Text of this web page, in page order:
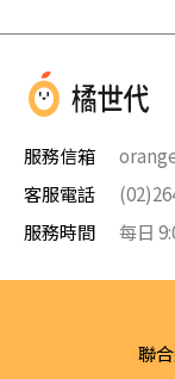
服務信箱
客服電話
服務時間
每日
聯